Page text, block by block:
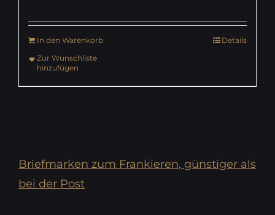
In den Warenkorb
Details
Zur Wunschliste
hinzufügen
Briefmarken zum Frankieren, günstiger als
bei der Post